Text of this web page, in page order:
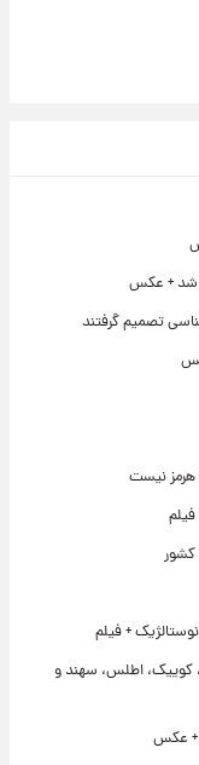
تصمیم گرفتند
هرمز نیست
کشور
+ فیلم
کوییک، اطلس، سهند و
عکس